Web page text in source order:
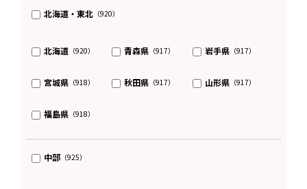
北海道・東北（920）
北海道（920） 青森県 （917） 岩手県 （917）
宮城県（918） 秋田県 （917） 山形県 （917）
福島県（918）
中部（925）